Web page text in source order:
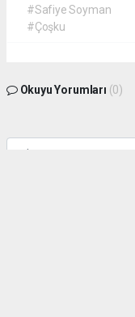
#Safiye Soyman
#Çoşku
Okuyu Yorumları (0)